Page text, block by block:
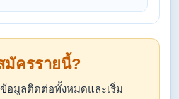
มัครรายนี้?
อมูลติดต่อทั้งหมดและเริ่ม